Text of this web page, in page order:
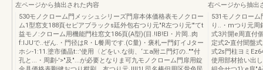
左ページから抽出された内容
530モノクローム門メッシュシリーズ門扉本体価格表モノクロー
ム1型窓支188頁セピアブラックs廷外包右つり元"R左つり元'"てt
益モノ:クローム用機能門柱窓文186頁(A型)(目.!lB!EI・片岡..肉
f:IJUで..ぜん.・門径はR・L餐周です.(C量)・褒札ー門釘イJター
ホシ-1:11.塗市価晶t::'使用〈どをい.な街、‘エa附ニ門灯の.."'"付
孔と...・周劃-'>"及"...が必要となりま可九モノクローム門扉用錠
右ページから抽出
531モノクロー
り..・mつり元周
式3片開e周直付
定式2•直付聞盤
式2s門柱ヨミ
使用部材拾い出